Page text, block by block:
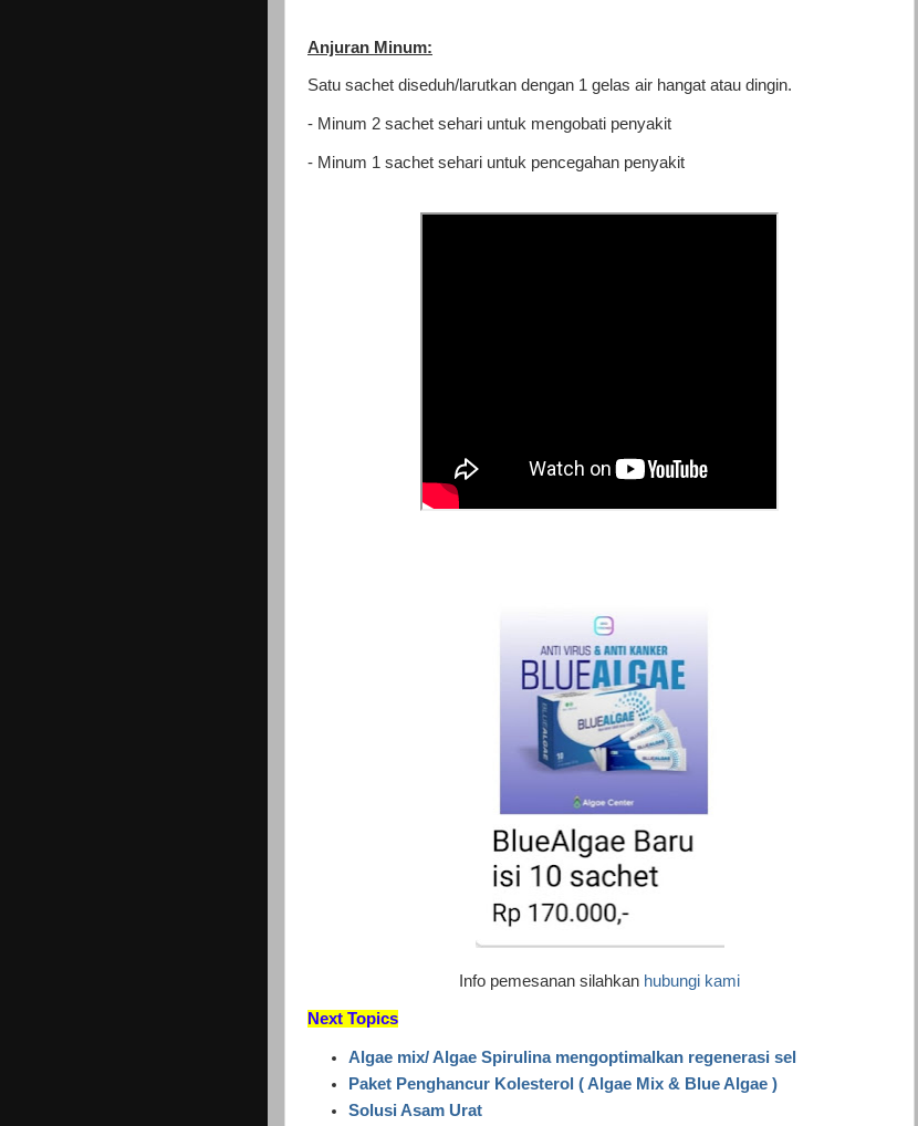
Anjuran Minum:
Satu sachet diseduh/larutkan dengan 1 gelas air hangat atau dingin.
- Minum 2 sachet sehari untuk mengobati penyakit
- Minum 1 sachet sehari untuk pencegahan penyakit
Info pemesanan silahkan hubungi kami
Next Topics
Algae mix/ Algae Spirulina mengoptimalkan regenerasi sel
Paket Penghancur Kolesterol ( Algae Mix & Blue Algae )
Solusi Asam Urat